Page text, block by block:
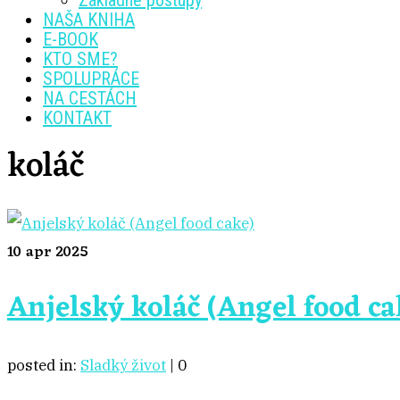
NAŠA KNIHA
E-BOOK
KTO SME?
SPOLUPRÁCE
NA CESTÁCH
KONTAKT
koláč
10 apr 2025
Anjelský koláč (Angel food
posted in: Sladký život | 0